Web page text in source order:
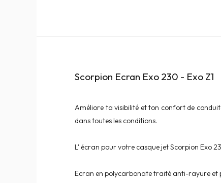
Scorpion Ecran Exo 230 - Exo Z1
Améliore ta visibilité et ton confort de
dans toutes les conditions.
L' écran pour votre casque jet Scorpion Exo
Ecran en polycarbonate traité anti-rayure et